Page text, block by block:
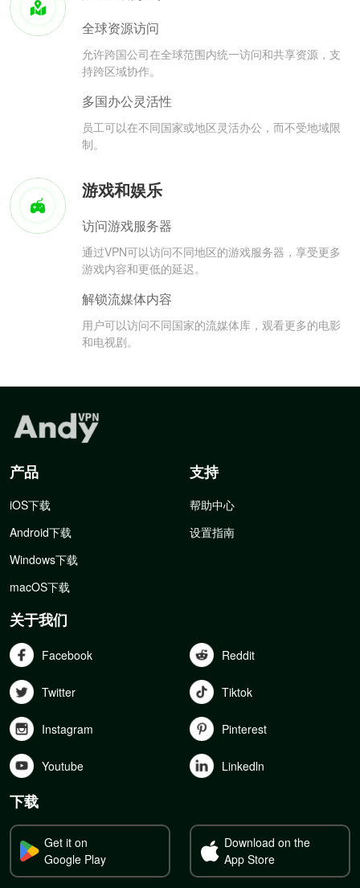
全球资源访问
允许跨国公司在全球范围内统一访问和共享资源，支
持跨区域协作。
多国办公灵活性
员工可以在不同国家或地区灵活办公，而不受地域限
制。
游戏和娱乐
访问游戏服务器
通过VPN可以访问不同地区的游戏服务器，享受更多
游戏内容和更低的延迟。
解锁流媒体内容
用户可以访问不同国家的流媒体库，观看更多的电影
和电视剧。
产品
iOS下载
Android下载
Windows下载
macOS下载
支持
帮助中心
设置指南
关于我们
Facebook Reddit
Twitter Tiktok
Instagram Pinterest
Youtube Linkedln
下载
Get it on
Google Play
Download on the
App Store